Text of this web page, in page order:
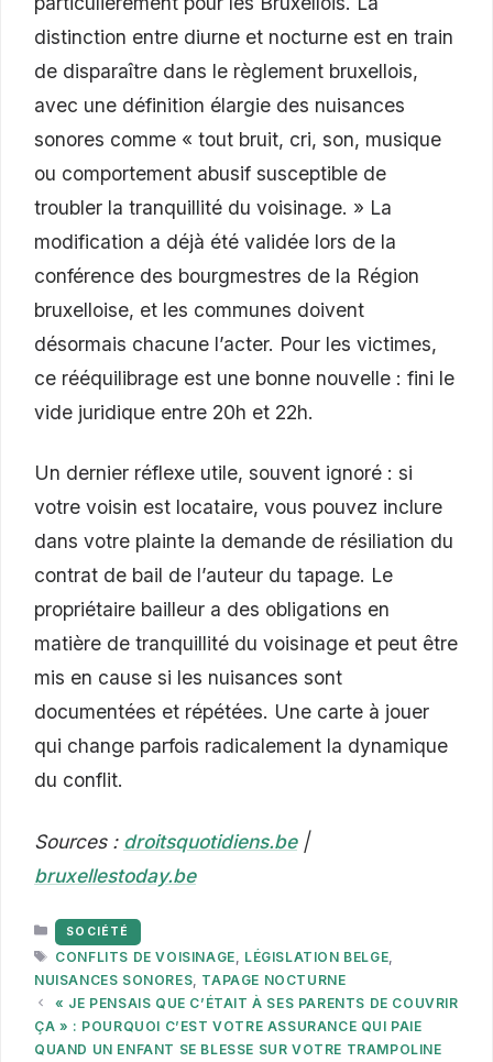
distinction entre diurne et nocturne est en train
de disparaître dans le règlement bruxellois,
avec une définition élargie des nuisances
sonores comme « tout bruit, cri, son, musique
ou comportement abusif susceptible de
troubler la tranquillité du voisinage. » La
modification a déjà été validée lors de la
conférence des bourgmestres de la Région
bruxelloise, et les communes doivent
désormais chacune l’acter. Pour les victimes,
ce rééquilibrage est une bonne nouvelle : fini le
vide juridique entre 20h et 22h.
Un dernier réflexe utile, souvent ignoré : si
votre voisin est locataire, vous pouvez inclure
dans votre plainte la demande de résiliation du
contrat de bail de l’auteur du tapage. Le
propriétaire bailleur a des obligations en
matière de tranquillité du voisinage et peut être
mis en cause si les nuisances sont
documentées et répétées. Une carte à jouer
qui change parfois radicalement la dynamique
du conflit.
Sources : droitsquotidiens.be|
bruxellestoday.be
CATÉGORIES
SOCIÉTÉ
ÉTIQUETTES
CONFLITS DE VOISINAGE LÉGISLATION BELGE
NUISANCES SONORES TAPAGE NOCTURNE
« JE PENSAIS QUE C’ÉTAIT À SES PARENTS DE COUVRIR
ÇA » : POURQUOI C’EST VOTRE ASSURANCE QUI PAIE
QUAND UN ENFANT SE BLESSE SUR VOTRE TRAMPOLINE